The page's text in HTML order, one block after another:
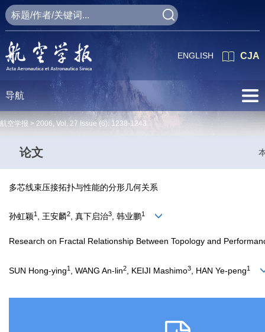
CJA
ENGLISH
导航
航空学报 > 2006, Vol. 27 Issue (6): 1238-1243
论文
多芯线束压接拓扑与性能的分形几何关系
孙虹颖1 , 王安麟2, 真下启治3, 韩业鹏1
Research on Fractal Relationship Between Topology and
SUN Hong-ying1 , WANG An-lin2 , KEIJI Mashimo3 , HAN Ye-peng1